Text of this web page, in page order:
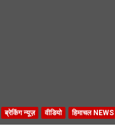
ब्रेकिंग न्यूज़ वीडियो हिमाचल NEWS